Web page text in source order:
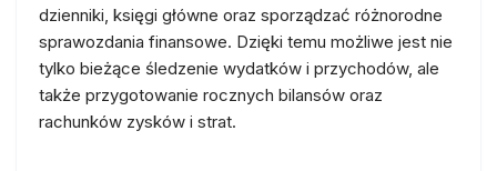
dzienniki, księgi główne oraz sporządzać różnorodne
sprawozdania finansowe. Dzięki temu możliwe jest nie
tylko bieżące śledzenie wydatków i przychodów, ale
także przygotowanie rocznych bilansów oraz
rachunków zysków i strat.